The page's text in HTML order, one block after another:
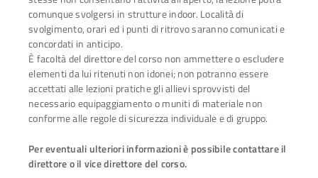
comunque svolgersi in strutture indoor. Località di
svolgimento, orari ed i punti di ritrovo saranno comunicati e
concordati in anticipo.
È facoltà del direttore del corso non ammettere o escludere
elementi da lui ritenuti non idonei; non potranno essere
accettati alle lezioni pratiche gli allievi sprovvisti del
necessario equipaggiamento o muniti di materiale non
conforme alle regole di sicurezza individuale e di gruppo.
Per eventuali ulteriori informazioni è possibile contattare il
direttore o il vice direttore del corso.